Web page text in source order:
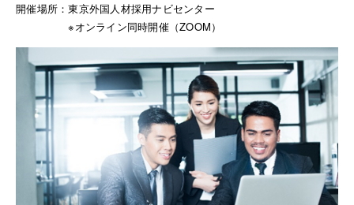
開催場所：東京外国人材採用ナビセンター
※オンライン同時開催（ZOOM）